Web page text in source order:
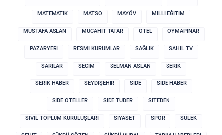
MATEMATIK MATSO MAYÖV MILLI EĞITIM
MUSTAFA ASLAN MÜCAHIT TATAR OTEL OYMAPINAR
PAZARYERI RESMI KURUMLAR SAĞLIK SAHIL TV
SARILAR SEÇIM SELMAN ASLAN SERIK
SERIK HABER SEYDIŞEHIR SIDE SIDE HABER
SIDE OTELLER SIDE TUDER SITEDEN
SIVIL TOPLUM KURULUŞLARI SIYASET SPOR SÜLEK